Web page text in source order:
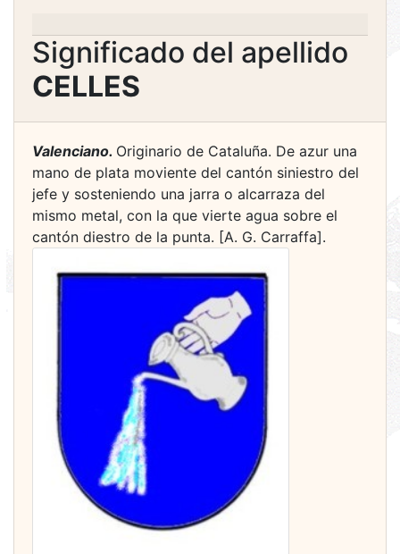
Significado del apellido
CELLES
Valenciano. Originario de Cataluña. De azur una
mano de plata moviente del cantón siniestro del
jefe y sosteniendo una jarra o alcarraza del
mismo metal, con la que vierte agua sobre el
cantón diestro de la punta. [A. G. Carraffa].